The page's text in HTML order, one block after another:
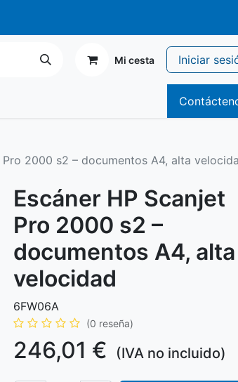
de 70€
Mi cesta Iniciar
Pro 2000 s2 – documentos A4, alta
Escáner HP Scanjet
Pro 2000 s2 –
documentos A4, alta
velocidad
6FW06A
(0 reseña)
246,01 € (IVA no incluido)